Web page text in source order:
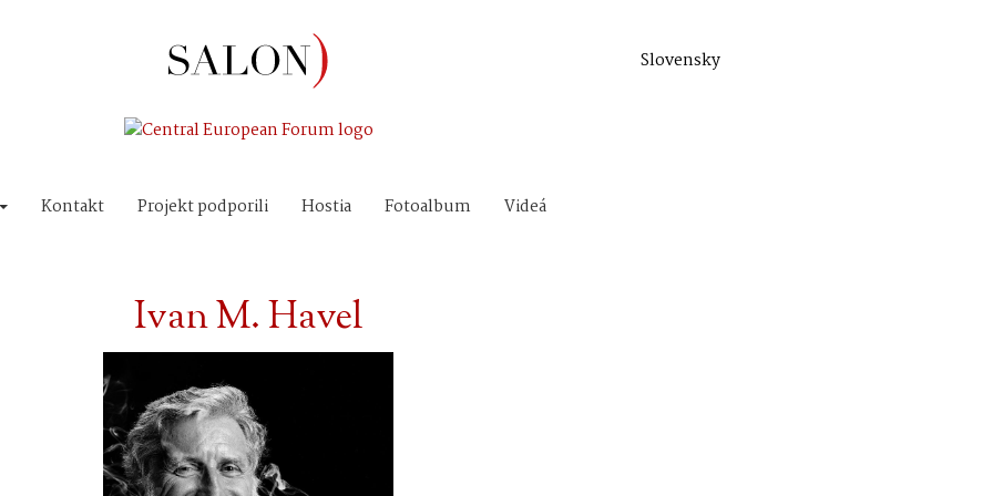
Slovensky
Kontakt Projekt podporili Hostia Fotoalbum Videá
Ivan M. Havel